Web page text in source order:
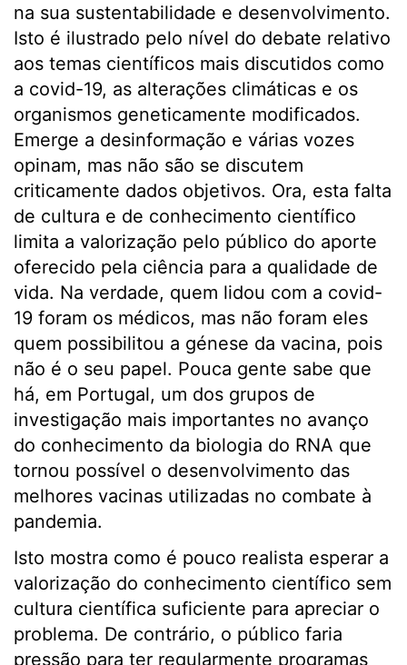
na sua sustentabilidade e desenvolvimento.
Isto é ilustrado pelo nível do debate relativo
aos temas científicos mais discutidos como
a covid-19, as alterações climáticas e os
organismos geneticamente modificados.
Emerge a desinformação e várias vozes
opinam, mas não são se discutem
criticamente dados objetivos. Ora, esta falta
de cultura e de conhecimento científico
limita a valorização pelo público do aporte
oferecido pela ciência para a qualidade de
vida. Na verdade, quem lidou com a covid-
19 foram os médicos, mas não foram eles
quem possibilitou a génese da vacina, pois
não é o seu papel. Pouca gente sabe que
há, em Portugal, um dos grupos de
investigação mais importantes no avanço
do conhecimento da biologia do RNA que
tornou possível o desenvolvimento das
melhores vacinas utilizadas no combate à
pandemia.
Isto mostra como é pouco realista esperar a
valorização do conhecimento científico sem
cultura científica suficiente para apreciar o
problema. De contrário, o público faria
pressão para ter regularmente programas